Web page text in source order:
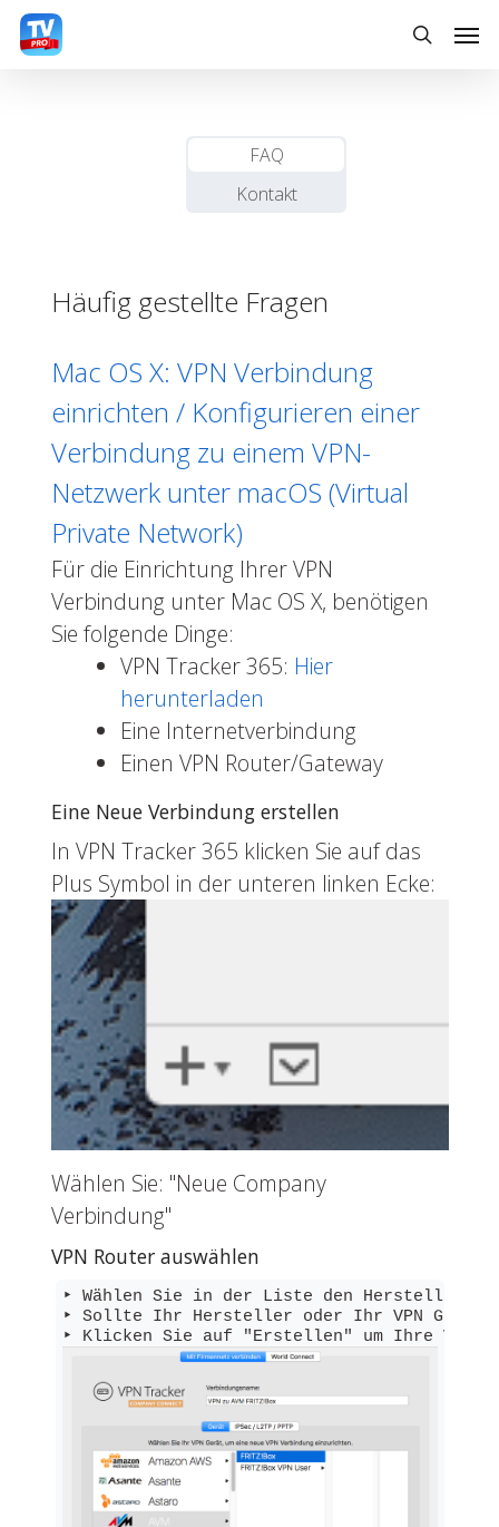
Skip
search
FAQ
Kontakt
Häufig gestellte Fragen
Mac OS X: VPN Verbindung
einrichten / Konfigurieren einer
Verbindung zu einem VPN-
Netzwerk unter macOS (Virtual
Private Network)
Für die Einrichtung Ihrer VPN
Verbindung unter Mac OS X, benötigen
Sie folgende Dinge:
VPN Tracker 365: Hier
herunterladen
Eine Internetverbindung
Einen VPN Router/Gateway
Eine Neue Verbindung erstellen
In VPN Tracker 365 klicken Sie auf das
Plus Symbol in der unteren linken Ecke:
Wählen Sie: "Neue Company
Verbindung"
VPN Router auswählen
‣ Wählen Sie in der Liste den Hersteller
‣ Sollte Ihr Hersteller oder Ihr VPN Gerät